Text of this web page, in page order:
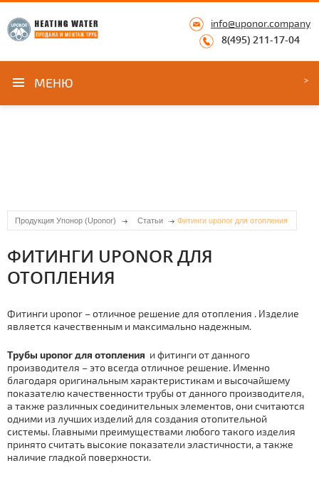
info@uponor.company
8(495) 211-17-04
МЕНЮ
Продукция Упонор (Uponor) Статьи Фитинги uponor для отопления
ФИТИНГИ UPONOR ДЛЯ
ОТОПЛЕНИЯ
Фитинги uponor – отличное решение для отoпления . Изделие
является качественным и максимально надежным.
Тpубы uponor для отoпления и фитинги от данного
производителя – это всегда отличное решение. Именно
благодаря оригинальным характеристикам и высочайшему
показателю качественности тpубы от данного производителя,
а также различных соединительных элементов, они считаются
одними из лучших изделий для создания отопительной
системы. Главными преимуществами любого такого изделия
принято считать высокие показатели эластичности, а также
наличие гладкой поверхности.